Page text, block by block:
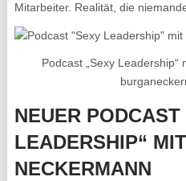
Mitarbeiter. Realität, die
Podcast „Sexy
NEUER PODCAST
LEADERSHIP“
NECKERMANN